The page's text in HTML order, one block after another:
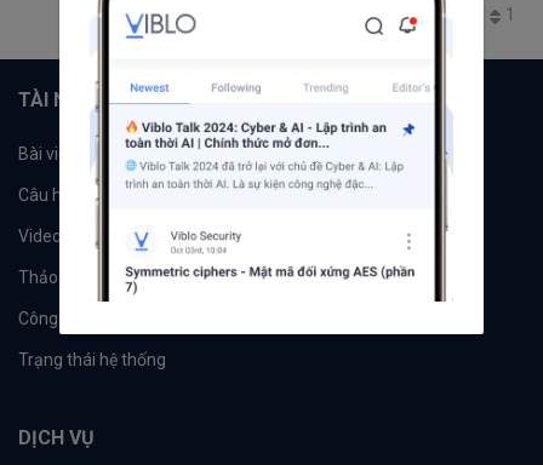
245 0 1
TÀI NGUYÊN
Bài viết Tổ chức
Câu hỏi Tags
Videos
Thảo luận Đề xuất hệ thống
Công cụ
Trạng thái hệ thống
DỊCH VỤ